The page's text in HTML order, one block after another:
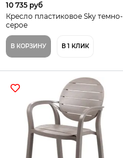
10 735 руб
Кресло пластиковое Sky темно-
серое
В КОРЗИНУ В 1 КЛИК